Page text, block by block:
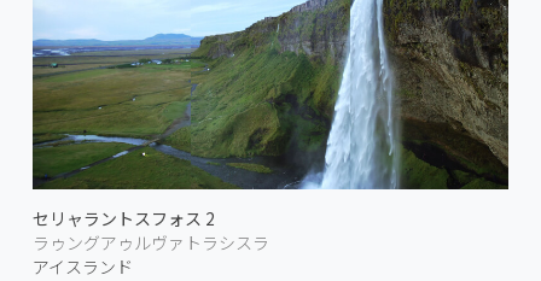
セリャラントスフォス 2
ラゥングアゥルヴァトラシスラ
アイスランド